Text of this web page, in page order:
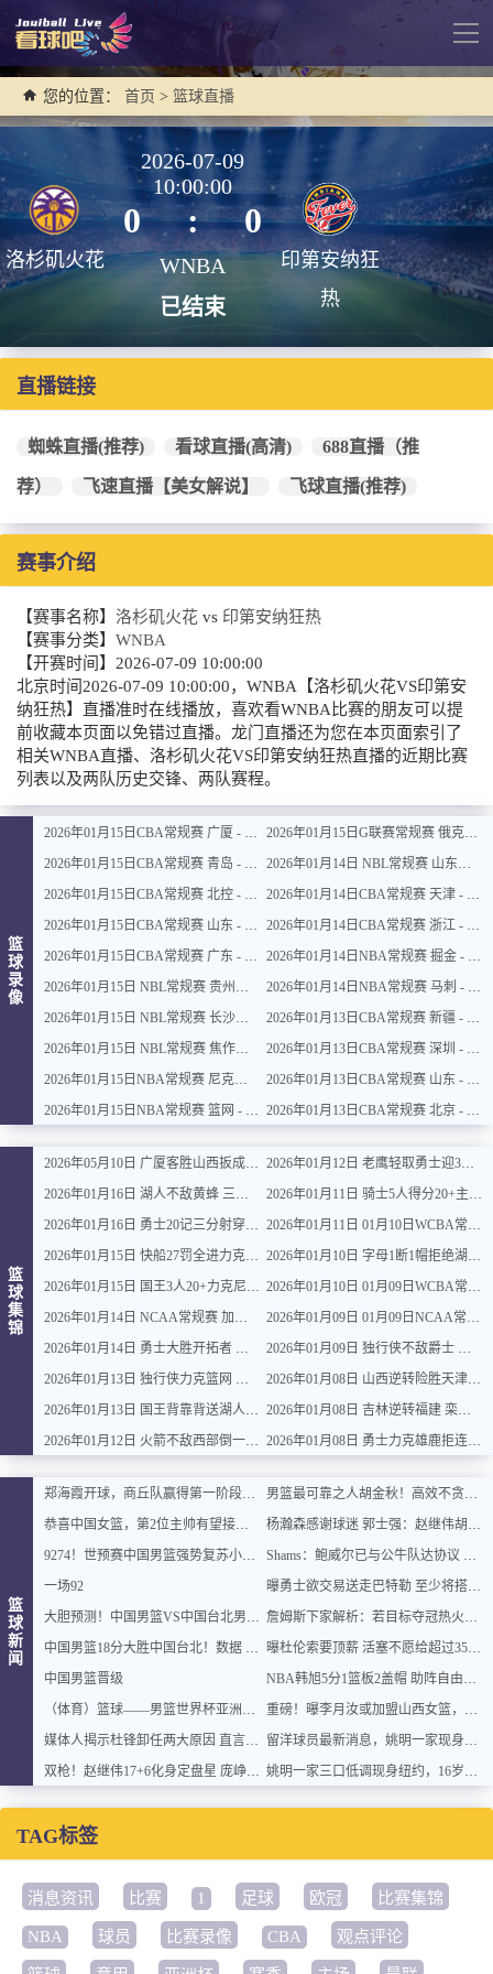
导
您的位置： 首页 > 篮球直播
洛杉矶火花
2026-07-09
10:00:00
0 : 0
WNBA
已结束
印第安纳狂
热
直播链接
蜘蛛直播(推荐) 看球直播(高清) 688直播（推
荐） 飞速直播【美女解说】 飞球直播(推荐)
赛事介绍
【赛事名称】 洛杉矶火花 vs 印第安纳狂热
【赛事分类】 WNBA
【开赛时间】 2026-07-09 10:00:00
北京时间2026-07-09 10:00:00，WNBA【洛杉矶火花VS印第安
纳狂热】直播准时在线播放，喜欢看WNBA比赛的朋友可以提
前收藏本页面以免错过直播。龙门直播还为您在本页面索引了
相关WNBA直播、洛杉矶火花VS印第安纳狂热直播的近期比赛
列表以及两队历史交锋、两队赛程。
篮
球
录
像
2026年01月15日CBA常规赛 广厦 - 四川 全场录像
2026年01月15日CBA常规赛 青岛 - 吉林 全场录像
2026年01月15日CBA常规赛 北控 - 江苏 全场录像
2026年01月15日CBA常规赛 山东 - 宁波 全场录像
2026年01月15日CBA常规赛 广东 - 上海 全场录像
2026年01月15日 NBL常规赛 贵州猛龙 VS 合肥狂风 全场录像
2026年01月15日 NBL常规赛 长沙勇胜 VS 安徽皖江龙 全场录像
2026年01月15日 NBL常规赛 焦作文旅 VS 香港金牛 全场录像
2026年01月15日NBA常规赛 尼克斯 - 国王 全场录像
2026年01月15日NBA常规赛 篮网 - 鹈鹕 全场录像
2026年01月15日G联赛常规赛 俄克拉荷马城蓝 - 撕裂之城混音 全场录像
2026年01月14日 NBL常规赛 山东蜜獾 VS 上海玄鸟 全场录像
2026年01月14日CBA常规赛 天津 - 福建 全场录像
2026年01月14日CBA常规赛 浙江 - 广州 全场录像
2026年01月14日NBA常规赛 掘金 - 鹈鹕 全场录像
2026年01月14日NBA常规赛 马刺 - 雷霆 全场录像
2026年01月13日CBA常规赛 新疆 - 广厦 全场录像
2026年01月13日CBA常规赛 深圳 - 上海 全场录像
2026年01月13日CBA常规赛 山东 - 吉林 全场录像
2026年01月13日CBA常规赛 北京 - 江苏 全场录像
篮
球
集
锦
2026年05月10日 广厦客胜山西扳成1-1 胡金秋17+11 迪亚洛关键上篮不中
2026年01月16日 湖人不敌黄蜂 三球30+11&9记三分 东契奇39分 詹姆斯29+9+6
2026年01月16日 勇士20记三分射穿尼克斯！库里27+7 巴特勒32+8 穆迪三分9中7
2026年01月15日 快船27罚全进力克奇才迎来4连胜 哈登22+5+8 伦纳德33分4断
2026年01月15日 国王3人20+力克尼克斯 德罗赞里程碑 威少11助 布伦森伤退
2026年01月14日 NCAA常规赛 加州圣玛丽大学 82 - 68 旧金山大学 全场集锦
2026年01月14日 勇士大胜开拓者 杨瀚森3分2板 巴特勒16+6+5 库里9中2送11助
2026年01月13日 独行侠力克篮网 弗拉格27+5+5 克莱18分 小波特28+9
2026年01月13日 国王背靠背送湖人3连败 东契奇空砍42+7+8+4断 威少22+5+7
2026年01月12日 火箭不敌西部倒一国王遭遇3连败！申京复出19+9 阿门31+13+6
2026年01月12日 老鹰轻取勇士迎3连胜 约翰逊23+11+6 CJ首秀12分 库里31+5
2026年01月11日 骑士5人得分20+主场复仇森林狼 米切尔28+8 爱德华兹25+5
2026年01月11日 01月10日WCBA常规赛 江苏女篮 92 - 97 山东女篮 全场集锦
2026年01月10日 字母1断1帽拒绝湖人逆转 詹姆斯26+9+10 东契奇25中8&致命6犯
2026年01月10日 01月09日WCBA常规赛 山西女篮 96 - 73 新疆女篮 全场集锦
2026年01月09日 01月09日NCAA常规赛 俄亥俄州立大学 - 俄勒冈大学 集锦
2026年01月09日 独行侠不敌爵士 弗拉格26+10+8 浓眉21+11&伤退 马尔卡宁33+7
2026年01月08日 山西逆转险胜天津 奈特22分 哈姆雷特34+8 林庭谦12分
2026年01月08日 吉林逆转福建 栾利程19分 威尔逊23+9 邹阳16+13
2026年01月08日 勇士力克雄鹿拒连败 库里31+6+7 梅尔顿22分 字母哥34+10+5
篮
球
新
闻
郑海霞开球，商丘队赢得第一阶段收官之战
恭喜中国女篮，第2位主帅有望接替宫鲁鸣，王思雨得双重进步机遇
9274！世预赛中国男篮强势复苏小组出线，郭士强变阵3奇兵助阵
一场92
大胆预测！中国男篮VS中国台北男篮，中国队将大胜，原因有4点
中国男篮18分大胜中国台北！数据 一清二楚，并非胡金秋，最大功勋竟是他
中国男篮晋级
（体育）篮球——男篮世界杯亚洲区预选赛：中国队胜中国台北队
媒体人揭示杜锋卸任两大原因 直言仕途一片光明
双枪！赵继伟17+6化身定盘星 庞峥麟首秀表现抢眼
男篮最可靠之人胡金秋！高效不贪功的球员谁不爱？
杨瀚森感谢球迷 郭士强：赵继伟胡金秋助球队统一思想
Shams：鲍威尔已与公牛队达协议 签约两年4500万美元合同
曝勇士欲交易送走巴特勒 至少将搭上一个首轮
詹姆斯下家解析：若目标夺冠热火是最优选择
曝杜伦索要顶薪 活塞不愿给超过3500万美元的合同
NBA韩旭5分1篮板2盖帽 助阵自由人主场99
重磅！曝李月汝或加盟山西女篮，联手张茹，翟若云转会新疆，全力冲击WCBA总冠军！
留洋球员最新消息，姚明一家现身纽约 观看自由人比赛 并跟韩旭合影
姚明一家三口低调现身纽约，16岁女儿身高超190，全家看韩旭比赛
TAG标签
消息资讯 比赛 1 足球 欧冠 比赛集锦
NBA 球员 比赛录像 CBA 观点评论